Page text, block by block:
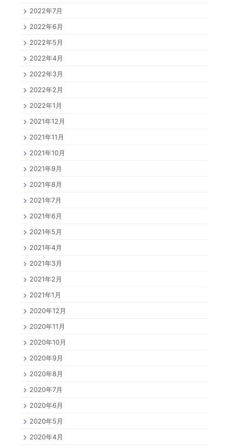
2022年7月
2022年6月
2022年5月
2022年4月
2022年3月
2022年2月
2022年1月
2021年12月
2021年11月
2021年10月
2021年9月
2021年8月
2021年7月
2021年6月
2021年5月
2021年4月
2021年3月
2021年2月
2021年1月
2020年12月
2020年11月
2020年10月
2020年9月
2020年8月
2020年7月
2020年6月
2020年5月
2020年4月